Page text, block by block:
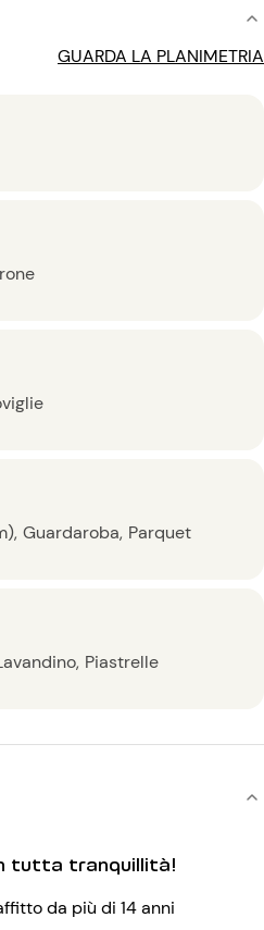
GUARDA LA PLANIMETRIA
Guardaroba Parquet
Piastrelle
tutta tranquillità!
da più di 14 anni